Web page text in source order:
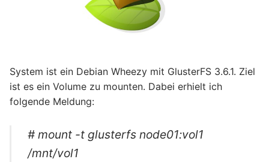
System ist ein Debian Wheezy mit GlusterFS 3.6.1. Ziel
ist es ein Volume zu mounten. Dabei erhielt ich
folgende Meldung:
# mount -t glusterfs node01:vol1
/mnt/vol1